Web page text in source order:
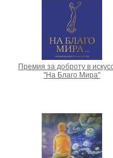
Премия за доброту в
"На Благо Мира"